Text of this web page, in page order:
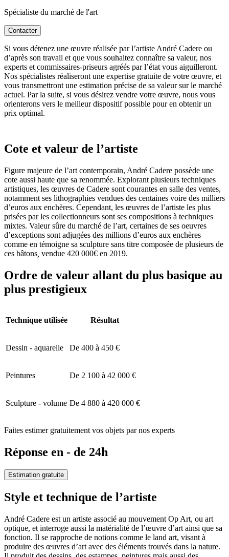
Spécialiste du marché de l'art
Contacter
Si vous détenez une œuvre réalisée par l’artiste André Cadere ou
d’après son travail et que vous souhaitez connaître sa valeur, nos
experts et commissaires-priseurs agréés par l’état vous aiguilleront.
Nos spécialistes réaliseront une expertise gratuite de votre œuvre, et
vous transmettront une estimation précise de sa valeur sur le marché
actuel. Par la suite, si vous désirez vendre votre œuvre, nous vous
orienterons vers le meilleur dispositif possible pour en obtenir un
prix optimal.
Cote et valeur de l’artiste
Figure majeure de l’art contemporain, André Cadere possède une
cote aussi haute que sa renommée. Explorant plusieurs techniques
artistiques, les œuvres de Cadere sont courantes en salle des ventes,
notamment ses lithographies vendues des centaines voire des milliers
d’euros aux enchères. Cependant, les œuvres de l’artiste les plus
prisées par les collectionneurs sont ses compositions à techniques
mixtes. Valeur sûre du marché de l’art, certaines de ses oeuvres
d’exceptions sont adjugées des millions d’euros aux enchères
comme en témoigne sa sculpture sans titre composée de plusieurs de
ces bâtons vendue 420 000€ en 2019.
Ordre de valeur allant du plus basique au
plus prestigieux
Technique utilisée Résultat
Dessin - aquarelle De 400 à 450 €
Peintures De 2 100 à 42 000 €
Sculpture - volume De 4 880 à 420 000 €
Faites estimer gratuitement vos objets par nos experts
Réponse en - de 24h
Estimation gratuite
Style et technique de l’artiste
André Cadere est un artiste associé au mouvement Op Art, ou art
optique, et interroge aussi la matérialité de l’œuvre d’art ainsi que sa
fonction. Il se rapproche de notions comme le land art, visant à
produire des œuvres d’art avec des éléments trouvés dans la nature.